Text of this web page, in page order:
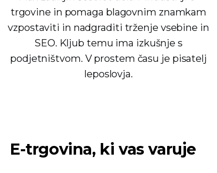
trgovine in pomaga blagovnim znamkam
vzpostaviti in nadgraditi trženje vsebine in
SEO. Kljub temu ima izkušnje s
podjetništvom. V prostem času je pisatelj
leposlovja.
E-trgovina, ki vas varuje